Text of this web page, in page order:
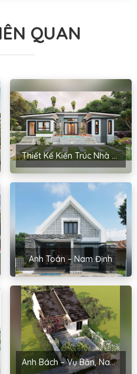
QUAN
Thiết Kế Kiến Trúc Nhà Cấp 4 Anh Kiểm – Yên Phong, Bắc Ninh
Anh Toán – Nam Định
Anh Bách – Vụ Bản, Nam Định